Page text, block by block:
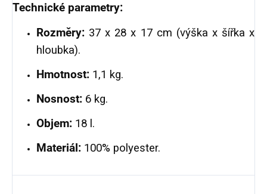
Technické parametry:
Rozměry: 37 x 28 x 17 cm (výška x šířka x
hloubka).
Hmotnost: 1,1 kg.
Nosnost: 6 kg.
Objem: 18 l.
Materiál: 100% polyester.